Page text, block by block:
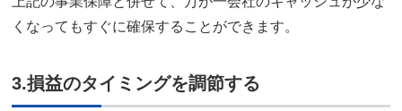
くなってもすぐに確保することができます。
3.損益のタイミングを調節する